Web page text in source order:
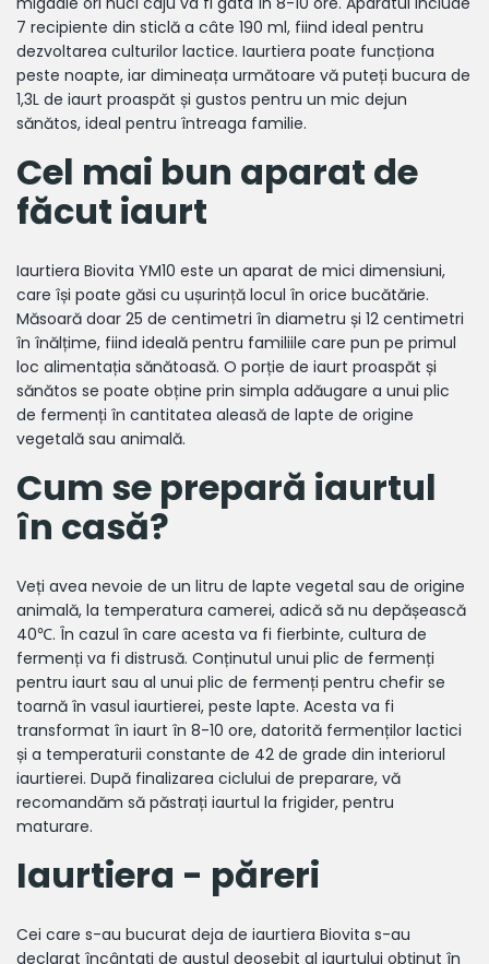
7 recipiente din sticlă a câte 190 ml, fiind ideal pentru
dezvoltarea culturilor lactice. Iaurtiera poate funcționa
peste noapte, iar dimineața următoare vă puteți bucura de
1,3L de iaurt proaspăt și gustos pentru un mic dejun
sănătos, ideal pentru întreaga familie.
Cel mai bun aparat de
făcut iaurt
Iaurtiera Biovita YM10 este un aparat de mici dimensiuni,
care își poate găsi cu ușurință locul în orice bucătărie.
Măsoară doar 25 de centimetri în diametru și 12 centimetri
în înălțime, fiind ideală pentru familiile care pun pe primul
loc alimentația sănătoasă. O porție de iaurt proaspăt și
sănătos se poate obține prin simpla adăugare a unui plic
de fermenți în cantitatea aleasă de lapte de origine
vegetală sau animală.
Cum se prepară iaurtul
în casă?
Veți avea nevoie de un litru de lapte vegetal sau de origine
animală, la temperatura camerei, adică să nu depășească
40℃. În cazul în care acesta va fi fierbinte, cultura de
fermenți va fi distrusă. Conținutul unui plic de fermenți
pentru iaurt sau al unui plic de fermenți pentru chefir se
toarnă în vasul iaurtierei, peste lapte. Acesta va fi
transformat în iaurt în 8-10 ore, datorită fermenților lactici
și a temperaturii constante de 42 de grade din interiorul
iaurtierei. După finalizarea ciclului de preparare, vă
recomandăm să păstrați iaurtul la frigider, pentru
maturare.
Iaurtiera - păreri
Cei care s-au bucurat deja de iaurtiera Biovita s-au
declarat încântați de gustul deosebit al iaurtului obținut în